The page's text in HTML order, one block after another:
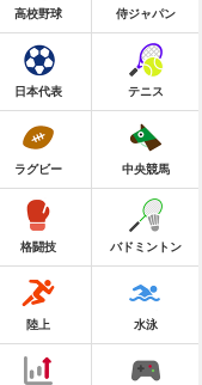
高校野球 侍ジャパン
日本代表 テニス
ラグビー 中央競馬
格闘技 バドミントン
陸上 水泳